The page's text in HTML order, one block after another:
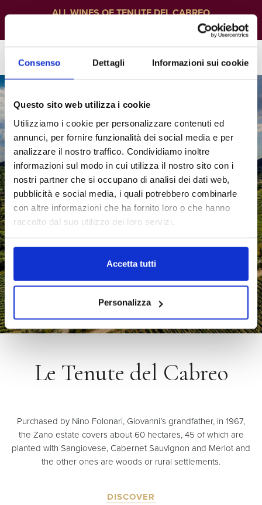
Consenso Dettagli Informazioni sui cookie
Questo sito web utilizza i cookie
Utilizziamo i cookie per personalizzare contenuti ed
annunci, per fornire funzionalità dei social media e per
analizzare il nostro traffico. Condividiamo inoltre
informazioni sul modo in cui utilizza il nostro sito con i
nostri partner che si occupano di analisi dei dati web,
pubblicità e social media, i quali potrebbero combinarle
con altre informazioni che ha fornito loro o che hanno
raccolto dal suo utilizzo dei loro servizi.
Accetta tutti
Personalizza
ALL WINES OF TENUTE DEL CABREO
Le Tenute del Cabreo
Purchased by Nino Folonari, Giovanni’s grandfather, in 1967,
the Zano estate covers about 60 hectares, 45 of which are
planted with Sangiovese, Cabernet Sauvignon and Merlot and
the other ones are woods or rural settlements.
DISCOVER